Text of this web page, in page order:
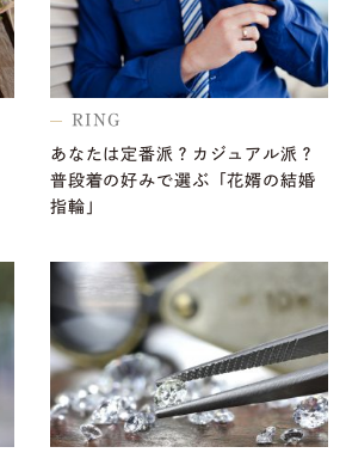
RING
あなたは定番派？カジュアル派？
普段着の好みで選ぶ「花婿の結婚
指輪」